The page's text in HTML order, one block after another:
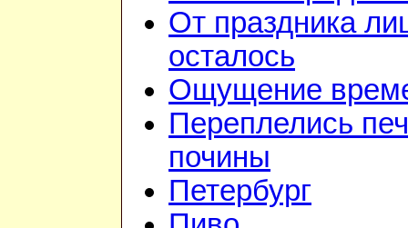
От праздника
осталось
Ощущение
Переплелись
почины
Петербург